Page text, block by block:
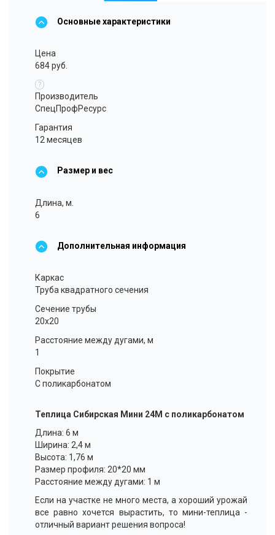
Основные характеристики
Цена
684 руб.
?
Производитель
СпецПрофРесурс
Гарантия
12 месяцев
Размер и вес
Длина, м.
6
Дополнительная информация
Каркас
Труба квадратного сечения
Сечение трубы
20x20
Расстояние между дугами, м
1
Покрытие
С поликарбонатом
Теплица Сибирская Мини 24М с поликарбонатом
Длина: 6 м
Ширина: 2,4 м
Высота: 1,76 м
Размер профиля: 20*20 мм
Расстояние между дугами: 1 м
Если на участке не много места, а хороший урожай
все равно хочется вырастить, то мини-теплица -
отличный вариант решения вопроса!